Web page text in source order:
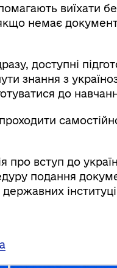
виїхати
немає
доступні
знання з
до
вступ до
подання
державних